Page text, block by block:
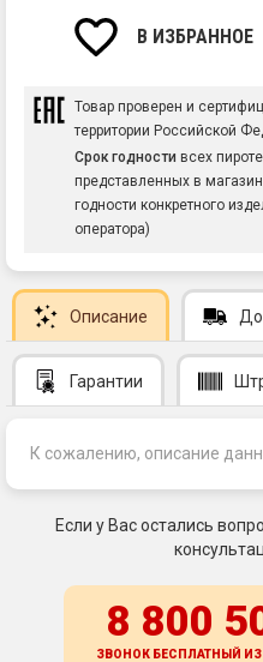
В ИЗБРАННОЕ
Товар проверен и
территории Российской
Срок годности всех
представленных в
годности конкретного
оператора)
Описание
Гарантии
К сожалению, описание
Если у Вас остались
8 800
ЗВОНОК БЕСПЛАТНЫЙ